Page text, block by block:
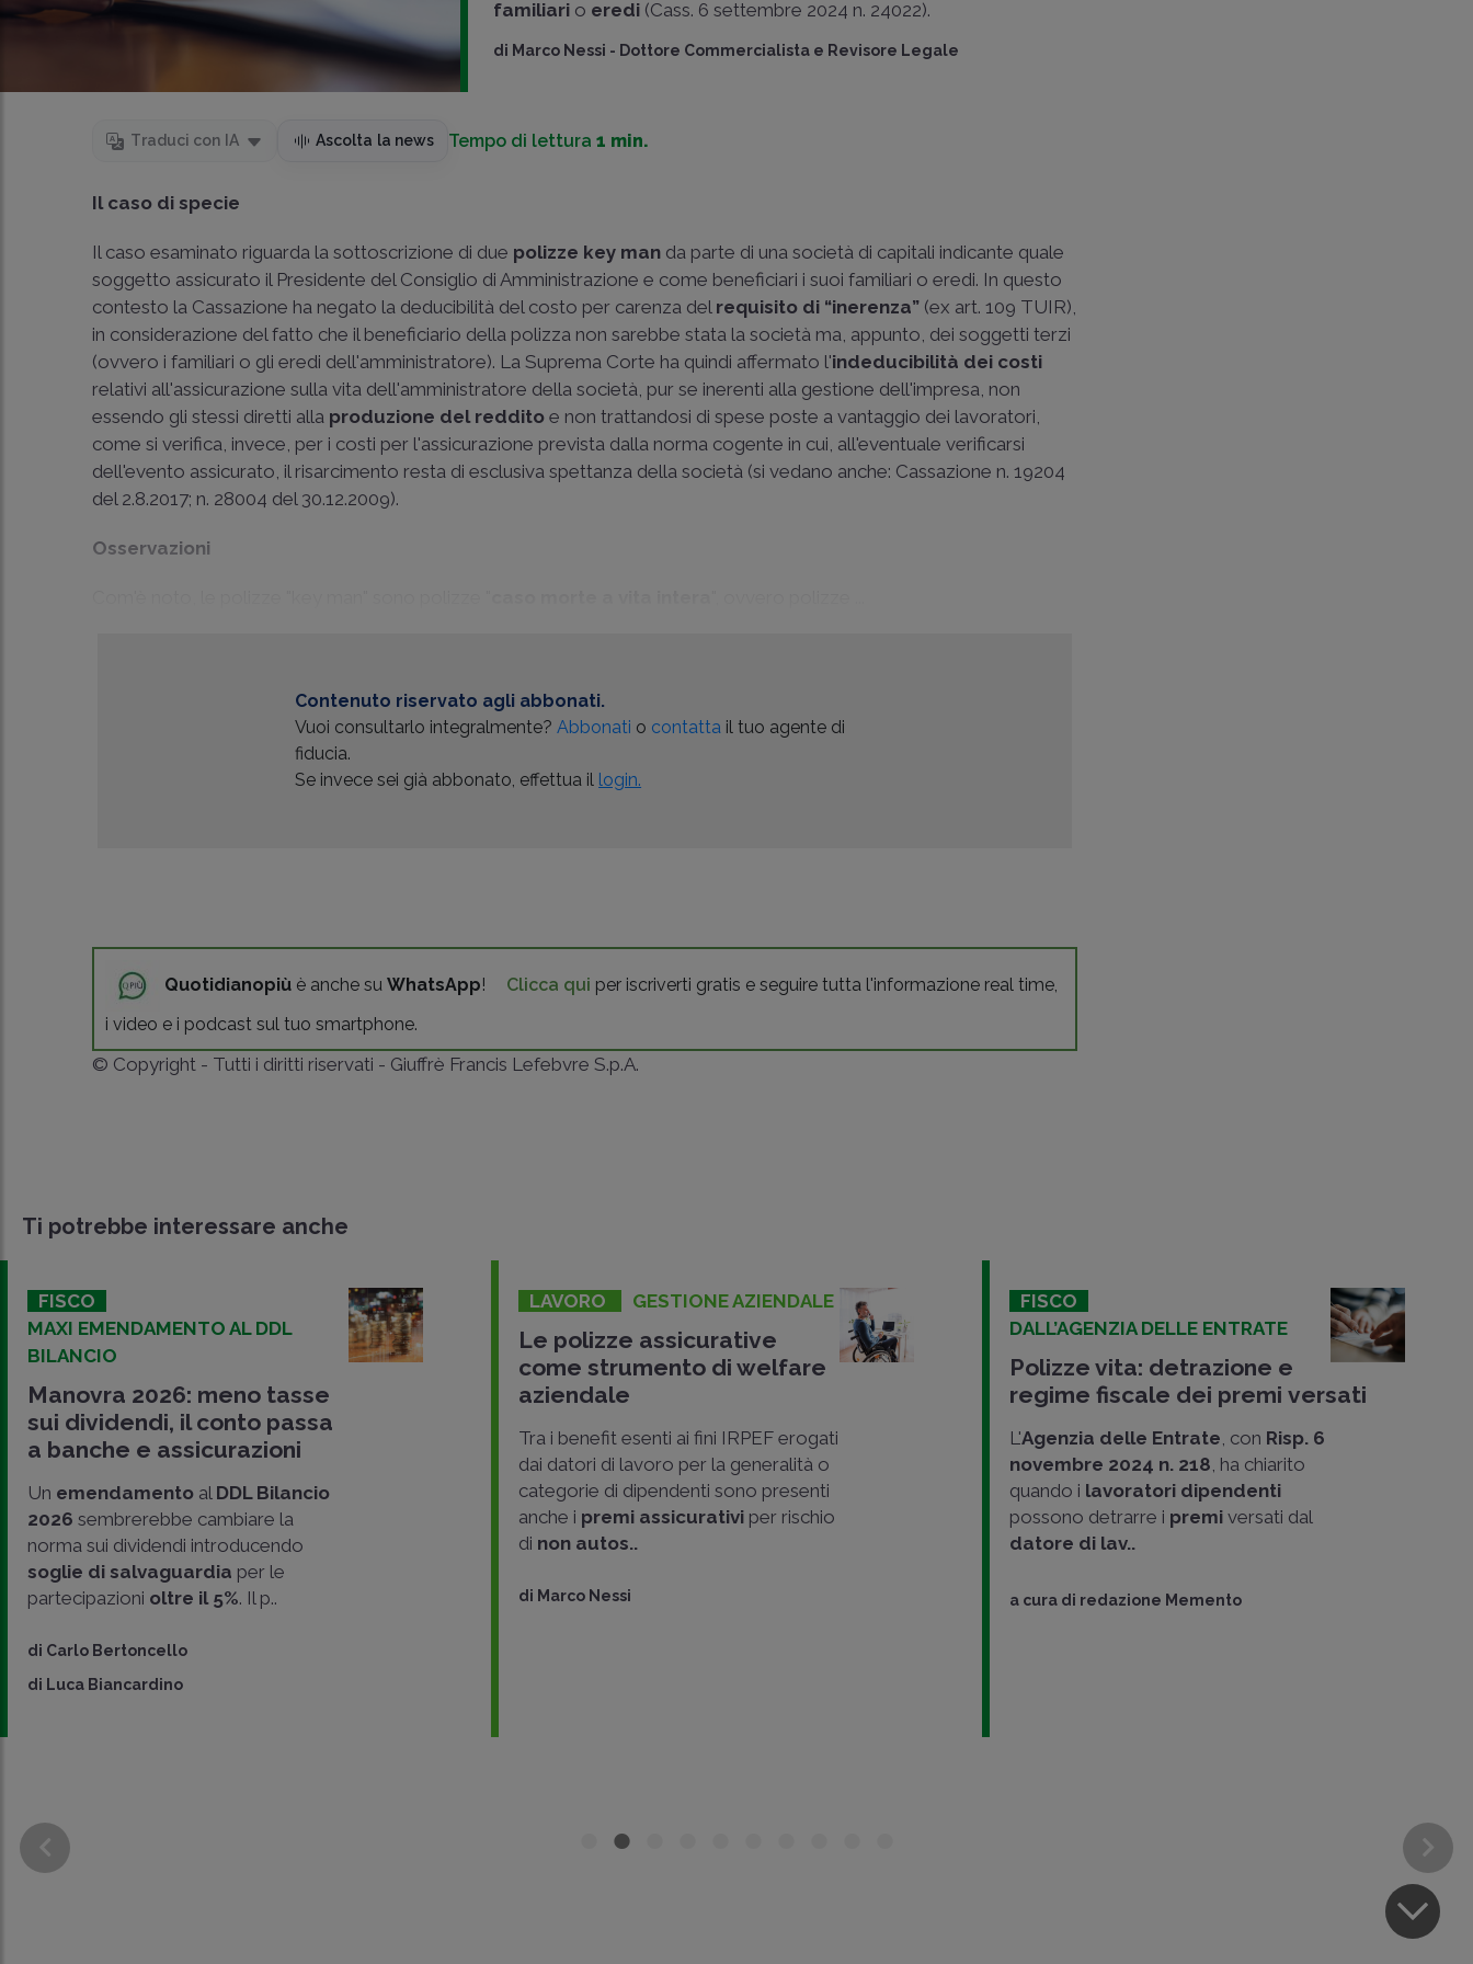
familiari o eredi (Cass. 6 settembre 2024 n. 24022).
di Marco Nessi - Dottore Commercialista e Revisore Legale
Traduci con IA Ascolta la news Tempo di lettura1 min.
Il caso di specie
Il caso esaminato riguarda la sottoscrizione di due polizze key man da parte di una società di capitali indicante quale
soggetto assicurato il Presidente del Consiglio di Amministrazione e come beneficiari i suoi familiari o eredi. In questo
contesto la Cassazione ha negato la deducibilità del costo per carenza del requisito di “inerenza” (ex art. 109 TUIR),
in considerazione del fatto che il beneficiario della polizza non sarebbe stata la società ma, appunto, dei soggetti terzi
(ovvero i familiari o gli eredi dell'amministratore). La Suprema Corte ha quindi affermato l'indeducibilità dei costi
relativi all'assicurazione sulla vita dell'amministratore della società, pur se inerenti alla gestione dell'impresa, non
essendo gli stessi diretti alla produzione del reddito e non trattandosi di spese poste a vantaggio dei lavoratori,
come si verifica, invece, per i costi per l'assicurazione prevista dalla norma cogente in cui, all'eventuale verificarsi
dell'evento assicurato, il risarcimento resta di esclusiva spettanza della società (si vedano anche: Cassazione n. 19204
del 2.8.2017; n. 28004 del 30.12.2009).
Osservazioni
Contenuto riservato agli abbonati.
Vuoi consultarlo integralmente?Abbonati o contatta il tuo agente di
fiducia.
Se invece sei già abbonato, effettua il login.
Quotidianopiù è anche suWhatsApp! Clicca qui per iscriverti gratis e seguire tutta l'informazione real time,
i video e i podcast sul tuo smartphone.
© Copyright - Tutti i diritti riservati - Giuffrè Francis Lefebvre S.p.A.
Ti potrebbe interessare anche
FISCO
MAXI EMENDAMENTO AL DDL
BILANCIO
Manovra 2026: meno tasse
sui dividendi, il conto passa
a banche e assicurazioni
Un emendamento al DDL Bilancio
2026 sembrerebbe cambiare la
norma sui dividendi introducendo
soglie di salvaguardia per le
partecipazioni oltre il 5%. Il p..
di Carlo Bertoncello
di Luca Biancardino
LAVORO GESTIONE AZIENDALE
Le polizze assicurative
come strumento di welfare
aziendale
Tra i benefit esenti ai fini IRPEF erogati
dai datori di lavoro per la generalità o
categorie di dipendenti sono presenti
anche i premi assicurativi per rischio
di non autos..
di Marco Nessi
FISCO
DALL’AGENZIA DELLE ENTRATE
Polizze vita: detrazione e
regime fiscale dei premi versati
L'Agenzia delle Entrate , con Risp. 6
novembre 2024 n. 218 , ha chiarito
quando i lavoratori dipendenti
possono detrarre i premi versati dal
datore di lav..
a cura di redazione Memento